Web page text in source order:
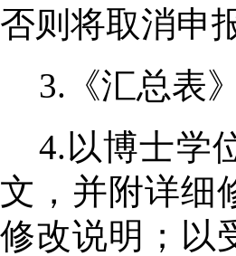
否则将取消申
3.《汇总表
4.以博士学
文，并附详细
修改说明；以